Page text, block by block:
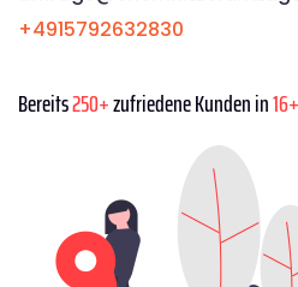
+4915792632830
Bereits250+zufriedene Kunden in16+